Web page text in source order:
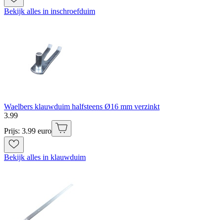
Bekijk alles in inschroefduim
Waelbers klauwduim halfsteens Ø16 mm verzinkt
3.99
Prijs: 3.99 euro
Bekijk alles in klauwduim